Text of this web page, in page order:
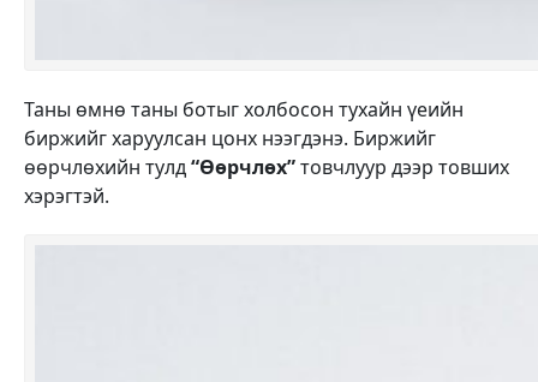
Таны өмнө таны ботыг холбосон тухайн үеийн
биржийг харуулсан цонх нээгдэнэ. Биржийг
өөрчлөхийн тулд“Өөрчлөх”товчлуур дээр товших
хэрэгтэй.